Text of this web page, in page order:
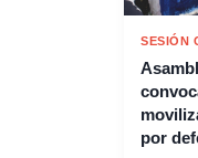
SESIÓN
por